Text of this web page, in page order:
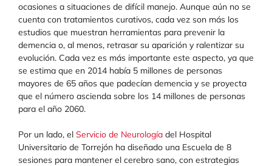
ocasiones a situaciones de difícil manejo. Aunque aún no se
cuenta con tratamientos curativos, cada vez son más los
estudios que muestran herramientas para prevenir la
demencia o, al menos, retrasar su aparición y ralentizar su
evolución. Cada vez es más importante este aspecto, ya que
se estima que en 2014 había 5 millones de personas
mayores de 65 años que padecían demencia y se proyecta
que el número ascienda sobre los 14 millones de personas
para el año 2060.
Por un lado, el Servicio de Neurología del Hospital
Universitario de Torrejón ha diseñado una Escuela de 8
sesiones para mantener el cerebro sano, con estrategias